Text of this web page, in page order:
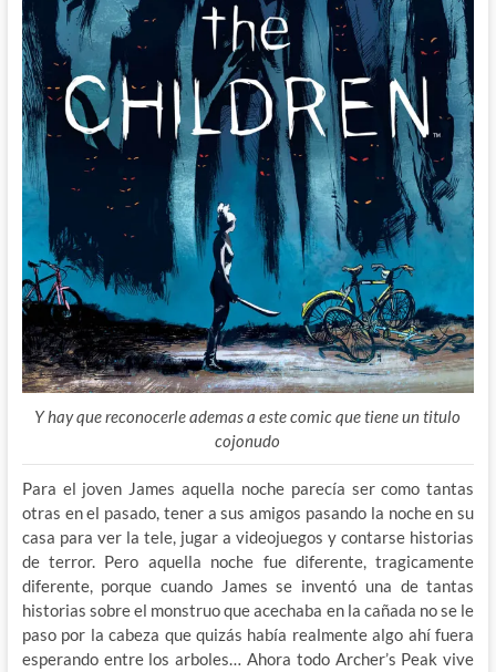
Y hay que reconocerle ademas a este comic que tiene un titulo
cojonudo
Para el joven James aquella noche parecía ser como tantas
otras en el pasado, tener a sus amigos pasando la noche en su
casa para ver la tele, jugar a videojuegos y contarse historias
de terror. Pero aquella noche fue diferente, tragicamente
diferente, porque cuando James se inventó una de tantas
historias sobre el monstruo que acechaba en la cañada no se le
paso por la cabeza que quizás había realmente algo ahí fuera
esperando entre los arboles… Ahora todo Archer’s Peak vive